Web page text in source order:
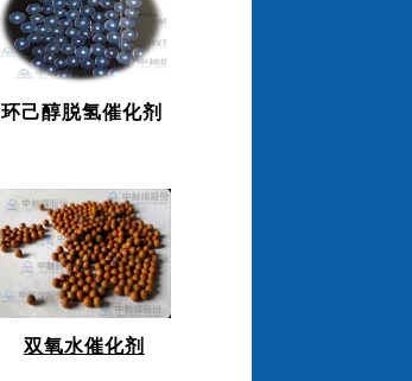
环己醇脱氢催化剂
双氧水催化剂